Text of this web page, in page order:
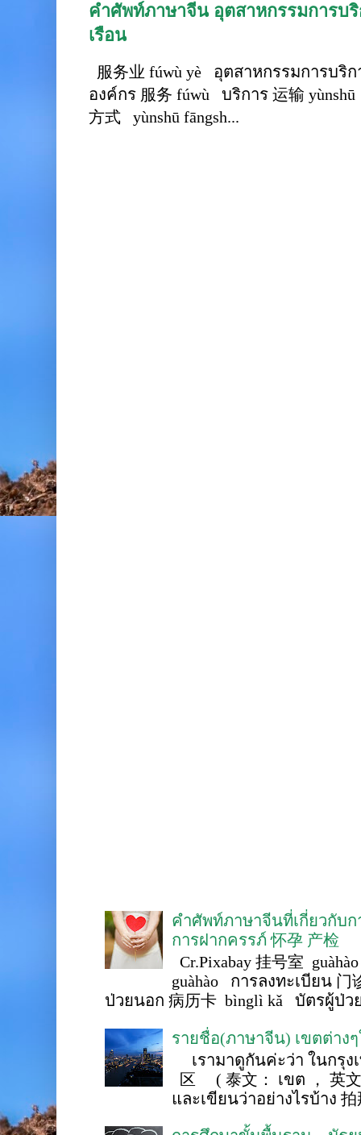
คำศัพท์ภาษาจีน อุตสาหกรรมการบ
เรือน
服务业 fúwù yè อุตสาหกรรมการบริ
องค์กร 服务 fúwù บริการ 运输
方式 yùnshū fāngsh...
คำศัพท์ภาษาจีนที่เกี่ยวกับ
การฝากครรภ์ 怀孕 产检
Cr.Pixabay 挂号室
guàhào การลงทะเบียน 门
ป่วยนอก 病历卡 bìnglì kǎ บัตรผู้ป่ว
รายชื่อ(ภาษาจีน) เขตต่าง
เรามาดูกันค่ะว่า ในกรุง
区 ( 泰文： เขต ， 英
และเขียนว่าอย่างไรบ้าง 拍